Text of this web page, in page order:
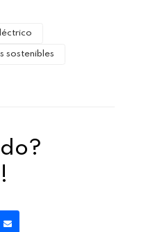
sostenibles